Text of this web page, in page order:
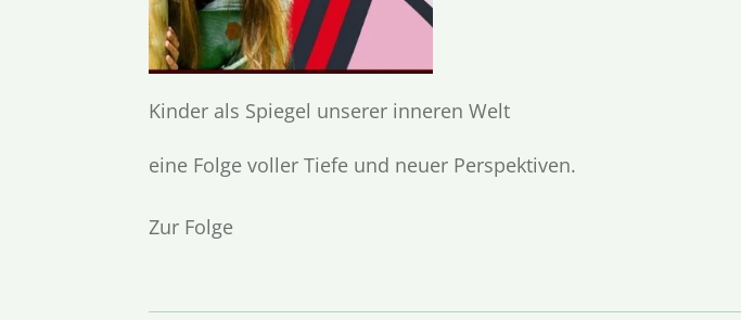
Kinder als Spiegel unserer inneren Welt
eine Folge voller Tiefe und neuer Perspektiven.
Zur Folge